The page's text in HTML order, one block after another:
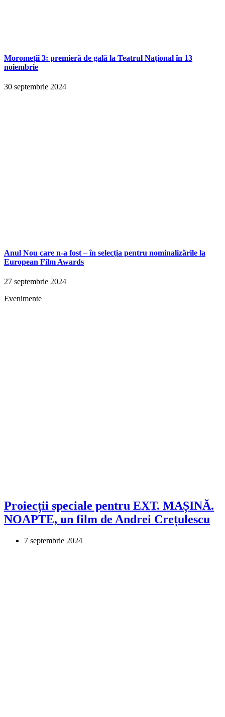
Moromeții 3: premieră de gală la Teatrul Național în 13
noiembrie
30 septembrie 2024
Anul Nou care n-a fost – în selecția pentru nominalizările la
European Film Awards
27 septembrie 2024
Evenimente
Proiecții speciale pentru EXT. MAȘINĂ.
NOAPTE, un film de Andrei Crețulescu
7 septembrie 2024